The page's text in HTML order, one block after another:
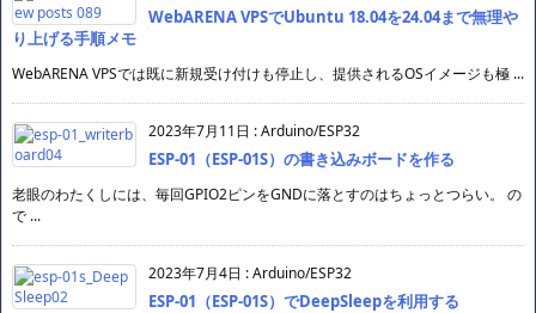
WebARENA VPSでUbuntu 18.04を24.04まで無理や
り上げる手順メモ
WebARENA VPSでは既に新規受け付けも停止し、提供されるOSイメージも極 ...
2023年7月11日 :Arduino/ESP32
ESP-01（ESP-01S）の書き込みボードを作る
老眼のわたくしには、毎回GPIO2ピンをGNDに落とすのはちょっとつらい。 の
で ...
2023年7月4日 :Arduino/ESP32
ESP-01（ESP-01S）でDeepSleepを利用する